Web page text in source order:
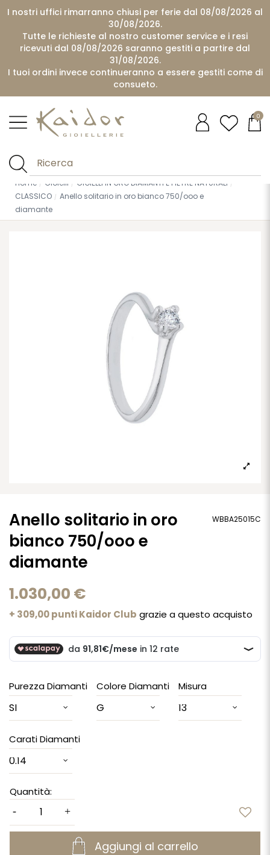
I nostri uffici rimarranno chiusi per ferie dal 08/08/2026 al
30/08/2026.
Tutte le richieste al nostro customer service e i resi
ricevuti dal 08/08/2026 saranno gestiti a partire dal
31/08/2026.
I tuoi ordini invece continueranno a essere gestiti come di
consueto.
0
Home Gioielli
GIOIELLI IN ORO DIAMANTI E PIETRE NATURALI
CLASSICO
Anello solitario in oro bianco 750/ooo e
diamante
Anello solitario in oro
bianco 750/ooo e
diamante
WBBA25015C
1.030,00 €
+ 309,00 punti Kaidor Club grazie a questo acquisto
Purezza Diamanti Colore Diamanti Misura
Carati Diamanti
Quantità:
Aggiungi al carrello